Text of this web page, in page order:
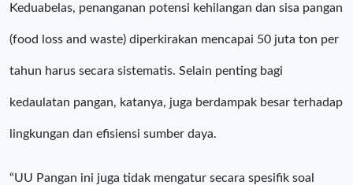
Keduabelas, penanganan potensi kehilangan dan sisa pangan
(food loss and waste) diperkirakan mencapai 50 juta ton per
tahun harus secara sistematis. Selain penting bagi
kedaulatan pangan, katanya, juga berdampak besar terhadap
lingkungan dan efisiensi sumber daya.
“UU Pangan ini juga tidak mengatur secara spesifik soal